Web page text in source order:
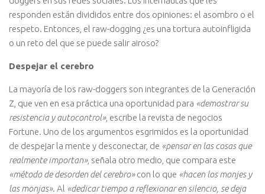
responden están divididos entre dos opiniones: el asombro o el
respeto. Entonces, el raw-dogging ¿es una tortura autoinfligida
o un reto del que se puede salir airoso?
Despejar el cerebro
La mayoría de los raw-doggers son integrantes de la Generación
Z, que ven en esa práctica una oportunidad para «demostrar su
resistencia y autocontrol», escribe la revista de negocios
Fortune. Uno de los argumentos esgrimidos es la oportunidad
de despejar la mente y desconectar, de «pensar en las cosas que
realmente importan», señala otro medio, que compara este
«método de desorden del cerebro»con lo que «hacen los monjes y
las monjas». Al «dedicar tiempo a reflexionar en silencio, se deja